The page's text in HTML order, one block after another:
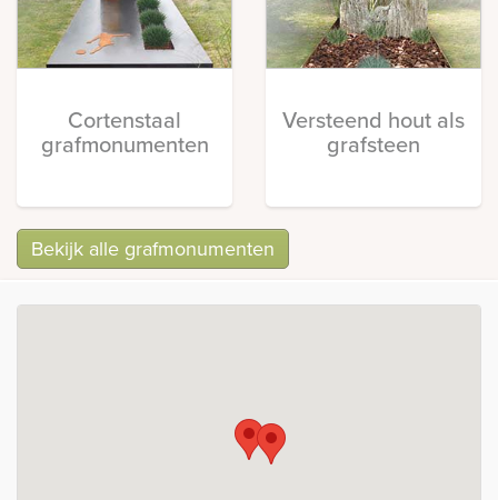
Cortenstaal
grafmonumenten
Versteend hout als
grafsteen
Bekijk alle grafmonumenten